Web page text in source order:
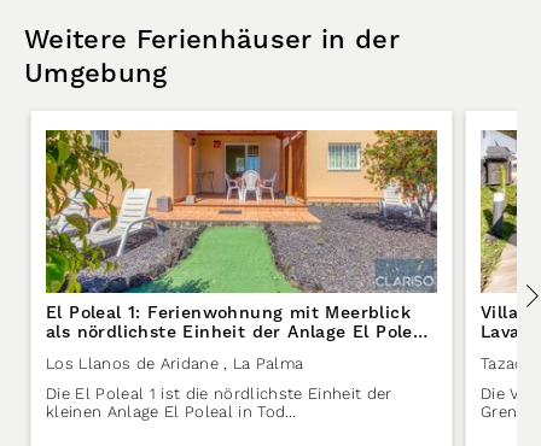
Weitere Ferienhäuser in der
Umgebung
El Poleal 1: Ferienwohnung mit Meerblick
als nördlichste Einheit der Anlage El Poleal
Los Llanos de Aridane
, La Palma
Die El Poleal 1 ist die nördlichste Einheit der
kleinen Anlage El Poleal in Tod…
Villa
Die